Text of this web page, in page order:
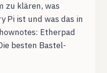
zu klären, was
Pi ist und was das in
Etherpad
besten Bastel-